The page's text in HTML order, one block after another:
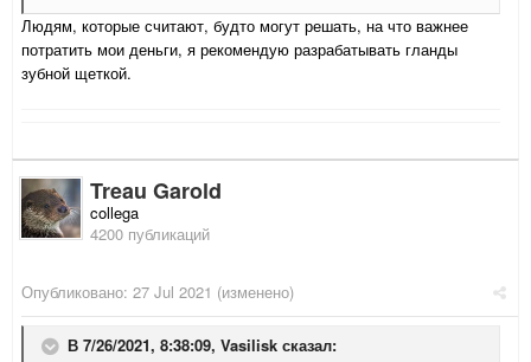
Людям, которые считают, будто могут решать, на что важнее
потратить мои деньги, я рекомендую разрабатывать гланды
зубной щеткой.
Treau Garold
collega
4200 публикаций
Опубликовано: 27 Jul 2021 (изменено)
В 7/26/2021, 8:38:09, Vasilisk сказал: